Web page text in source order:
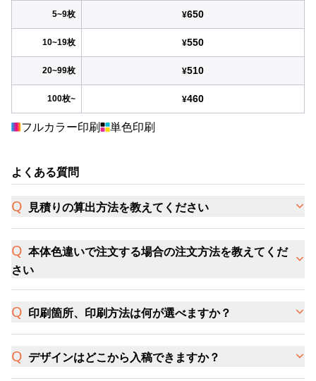
5~9枚 ¥650
10~19枚 ¥550
20~99枚 ¥510
100枚~ ¥460
フルカラー印刷 単色印刷
よくある質問
見積りの算出方法を教えてください
本体色違いで注文する場合の注文方法を教えてくだ
さい
印刷箇所、印刷方法は何が選べますか？
デザインはどこから入稿できますか？